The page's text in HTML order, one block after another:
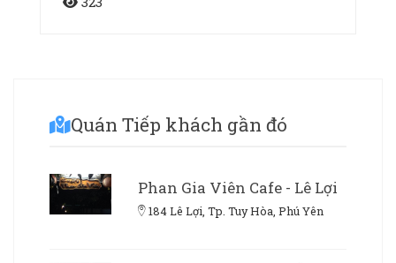
Quán Tiếp khách gần đó
Phan Gia Viên Cafe - Lê Lợi
184 Lê Lợi, Tp. Tuy Hòa, Phú Yên